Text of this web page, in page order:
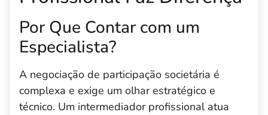
Por Que Contar com um
Especialista?
A negociação de participação societária é
complexa e exige um olhar estratégico e
técnico. Um intermediador profissional atua